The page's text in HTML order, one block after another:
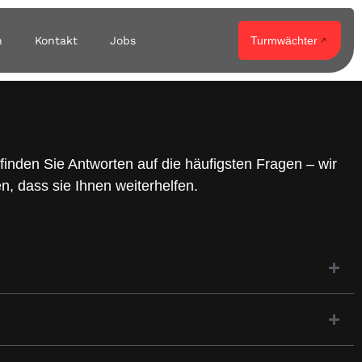
Kontakt Jobs Turmwächter
Sie Antworten auf die häufigsten Fragen – wir
dass sie Ihnen weiterhelfen.